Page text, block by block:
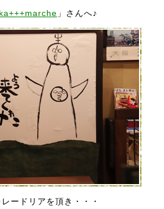
」さんへ♪
ードリアを頂き・・・